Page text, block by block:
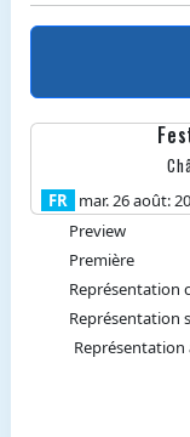
FR
mar. 26 août:
Preview
Première
Représentation
Représentation